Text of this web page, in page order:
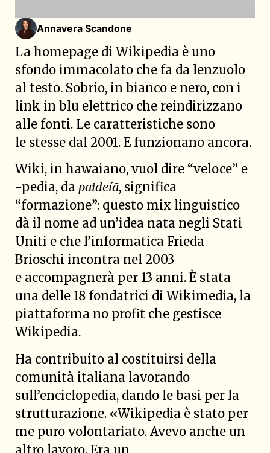
Annavera Scandone
La homepage di Wikipedia è uno
sfondo immacolato che fa da lenzuolo
al testo. Sobrio, in bianco e nero, con i
link in blu elettrico che reindirizzano
alle fonti. Le caratteristiche sono
le stesse dal 2001. E funzionano ancora.
Wiki, in hawaiano, vuol dire “veloce” e
-pedia, da paideíā, significa
“formazione”: questo mix linguistico
dà il nome ad un’idea nata negli Stati
Uniti e che l’informatica Frieda
Brioschi incontra nel 2003
e accompagnerà per 13 anni. È stata
una delle 18 fondatrici di Wikimedia, la
piattaforma no profit che gestisce
Wikipedia.
Ha contribuito al costituirsi della
comunità italiana lavorando
sull’enciclopedia, dando le basi per la
strutturazione. «Wikipedia è stato per
me puro volontariato. Avevo anche un
altro lavoro. Era un